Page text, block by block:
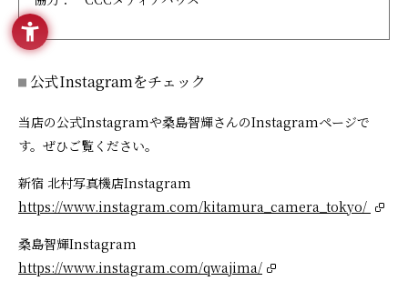
公式Instagramをチェック
当店の公式Instagramや桑島智輝さんのInstagramページで
す。ぜひご覧ください。
新宿 北村写真機店Instagram
https://www.instagram.com/kitamura_camera_tokyo/
桑島智輝Instagram
https://www.instagram.com/qwajima/